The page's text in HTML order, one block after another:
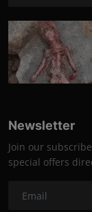
Newsletter
Join our
special offers